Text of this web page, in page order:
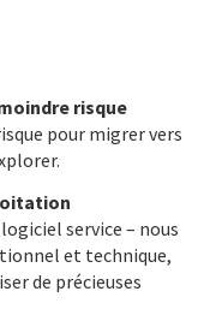
risque
pour migrer vers
service – nous
et technique,
de précieuses